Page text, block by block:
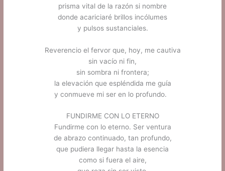
prisma vital de la razón si nombre
donde acariciaré brillos incólumes
y pulsos sustanciales.
Reverencio el fervor que, hoy, me cautiva
sin vacío ni fin,
sin sombra ni frontera;
la elevación que espléndida me guía
y conmueve mi ser en lo profundo.
FUNDIRME CON LO ETERNO
Fundirme con lo eterno. Ser ventura
de abrazo continuado, tan profundo,
que pudiera llegar hasta la esencia
como si fuera el aire,